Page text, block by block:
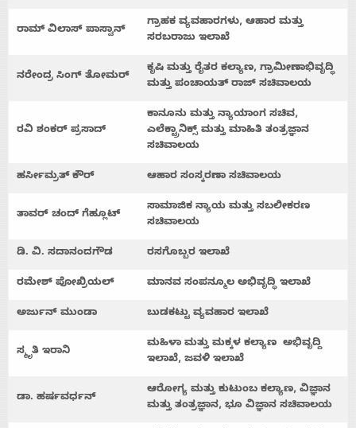
Home
About
Us
Advertise
ರಾಮ್ ವಿಲಾಸ್ ಪಾಸ್ವಾನ್
ಗ್ರಾಹಕ ವ್ಯವಹಾರಗಳು, ಆಹಾರ ಮತ್ತು
ಸರಬರಾಜು ಇಲಾಖೆ
ನರೇಂದ್ರ ಸಿಂಗ್ ತೋಮರ್
ಕೃಷಿ ಮತ್ತು ರೈತರ ಕಲ್ಯಾಣ, ಗ್ರಾಮೀಣಾಭಿವೃದ್ಧಿ
ಮತ್ತು ಪಂಚಾಯತ್ ರಾಜ್ ಸಚಿವಾಲಯ
ರವಿ ಶಂಕರ್ ಪ್ರಸಾದ್
ಕಾನೂನು ಮತ್ತು ನ್ಯಾಯಾಂಗ ಸಚಿವ,
ಎಲೆಕ್ಟ್ರಾನಿಕ್ಸ್ ಮತ್ತು ಮಾಹಿತಿ ತಂತ್ರಜ್ಞಾನ
ಸಚಿವಾಲಯ
ಹರ್ಸೀಮ್ರತ್ ಕೌರ್ ಆಹಾರ ಸಂಸ್ಕರಣಾ ಸಚಿವಾಲಯ
ತಾವರ್ ಚಂದ್ ಗೆಹ್ಲೂಟ್
ಸಾಮಾಜಿಕ ನ್ಯಾಯ ಮತ್ತು ಸಬಲೀಕರಣ
ಸಚಿವಾಲಯ
ಡಿ. ವಿ. ಸದಾನಂದಗೌಡ ರಸಗೊಬ್ಬರ ಇಲಾಖೆ
ರಮೇಶ್ ಪೋಖ್ರಿಯಲ್ ಮಾನವ ಸಂಪನ್ಮೂಲ ಅಭಿವೃದ್ಧಿ ಇಲಾಖೆ
ಅರ್ಜುನ್ ಮುಂಡಾ ಬುಡಕಟ್ಟು ವ್ಯವಹಾರ ಇಲಾಖೆ
ಸ್ಮೃತಿ ಇರಾನಿ
ಮಹಿಳಾ ಮತ್ತು ಮಕ್ಕಳ ಕಲ್ಯಾಣ ಅಭಿವೃದ್ದಿ
ಇಲಾಖೆ, ಜವಳಿ ಇಲಾಖೆ
ಡಾ. ಹರ್ಷವರ್ಧನ್
ಆರೋಗ್ಯ ಮತ್ತು ಕುಟುಂಬ ಕಲ್ಯಾಣ, ವಿಜ್ಞಾನ
ಮತ್ತು ತಂತ್ರಜ್ಞಾನ, ಭೂ ವಿಜ್ಞಾನ ಸಚಿವಾಲಯ